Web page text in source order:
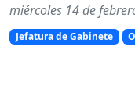
miércoles 14 de
Jefatura de Gabinete